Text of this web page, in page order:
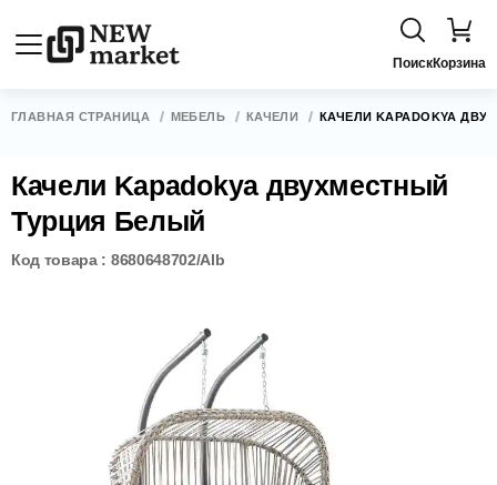
ПоискКорзина
ГЛАВНАЯ СТРАНИЦА МЕБЕЛЬ КАЧЕЛИ КАЧЕЛИ KAPADOKYA
Качели Kapadokya двухместный
Турция Белый
Код товара : 8680648702/Alb